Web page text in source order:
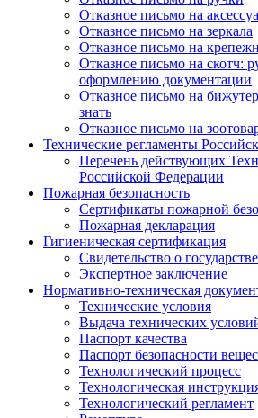
Отказное письмо на
Отказное письмо на зеркала
Отказное письмо на
Отказное письмо на скотч:
оформлению документации
Отказное письмо на
знать
Отказное письмо на
Технические регламенты
Перечень действующих
Российской Федерации
Пожарная безопасность
Сертификаты пожарной
Пожарная декларация
Гигиеническая сертификация
Свидетельство о
Экспертное заключение
Нормативно-техническая
Технические условия
Выдача технических
Паспорт качества
Паспорт безопасности
Технологический процесс
Технологическая
Технологический регламент